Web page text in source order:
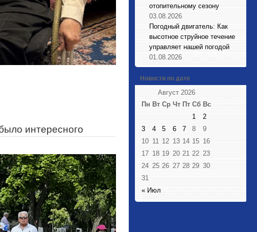
интересного
отопительному сезону
03.08.2026
Погодный двигатель: Как
высотное струйное течение
управляет нашей погодой
01.08.2026
Новости по дате
Август 2026
Пн Вт Ср Чт Пт Сб Вс
« Июл
1
2
3
4 5 6 7 8
9
10 11 12 13 14 15 16
17 18 19 20 21 22 23
24 25 26 27 28 29 30
31